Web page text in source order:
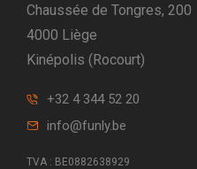
Chaussée de Tongres, 200
4000 Liège
Kinépolis (Rocourt)
+32 4 344 52 20
info@funly.be
TVA : BE0882638929